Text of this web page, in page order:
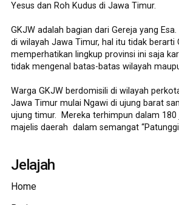
Yesus dan Roh Kudus di Jawa Timur.
GKJW adalah bagian dari Gereja yang
di wilayah Jawa Timur, hal itu tidak berarti
memperhatikan lingkup provinsi ini saja
tidak mengenal batas-batas wilayah
Warga GKJW berdomisili di wilayah
Jawa Timur mulai Ngawi di ujung barat
ujung timur. Mereka terhimpun dalam
majelis daerah dalam semangat
Jelajah
Home